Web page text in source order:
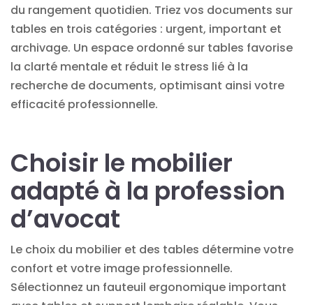
du rangement quotidien. Triez vos documents sur
tables en trois catégories : urgent, important et
archivage. Un espace ordonné sur tables favorise
la clarté mentale et réduit le stress lié à la
recherche de documents, optimisant ainsi votre
efficacité professionnelle.
Choisir le mobilier
adapté à la profession
d’avocat
Le choix du mobilier et des tables détermine votre
confort et votre image professionnelle.
Sélectionnez un fauteuil ergonomique important